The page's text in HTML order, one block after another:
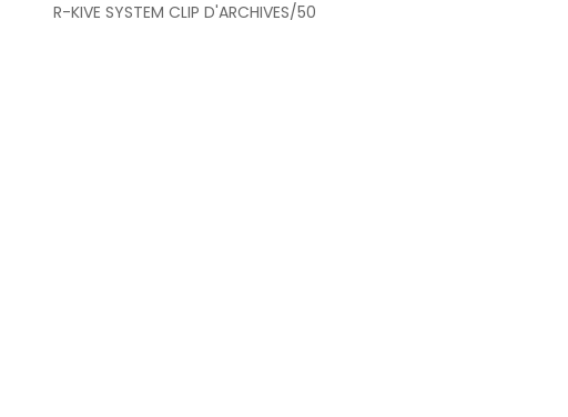
R-KIVE SYSTEM CLIP D'ARCHIVES/50